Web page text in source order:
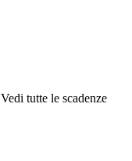
Vedi tutte le scadenze